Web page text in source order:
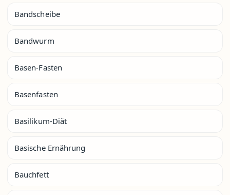
Bandscheibe
Bandwurm
Basen-Fasten
Basenfasten
Basilikum-Diät
Basische Ernährung
Bauchfett